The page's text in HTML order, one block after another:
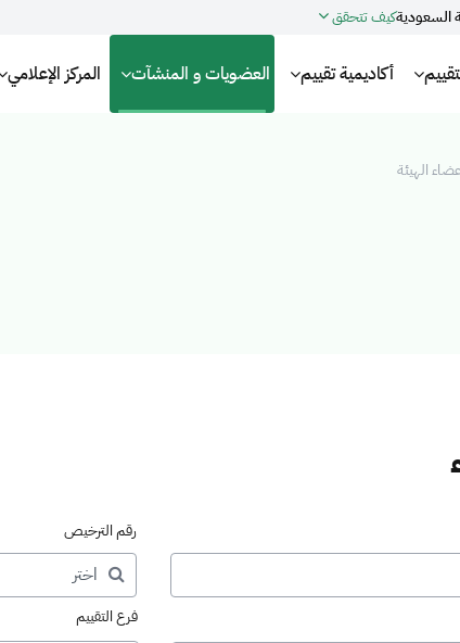
السعوديةكيف تتحقق
أكاديمية تقييم العضويات و المنشآت المركز الإعلامي
الهيئة
رقم الترخيص
فرع التقييم